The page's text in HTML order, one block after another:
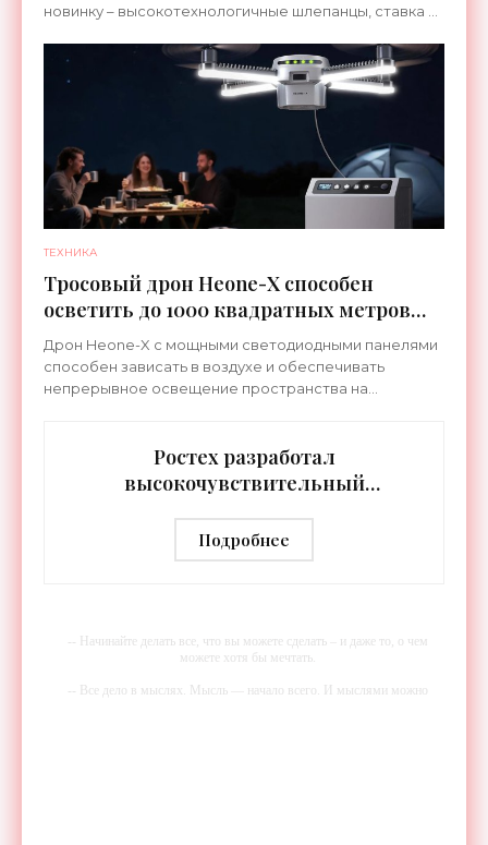
новинку – высокотехнологичные шлепанцы, ставка в
ТЕХНИКА
Тросовый дрон Heone-X способен
осветить до 1000 квадратных метров
земли - «Беспилотники»
Дрон Heone-X с мощными светодиодными панелями
способен зависать в воздухе и обеспечивать
непрерывное освещение пространства на
Ростех разработал
высокочувствительный
дальностью распознавания до 2 км
- «Гаджеты»
Подробнее
-- Начинайте делать все, что вы можете сделать – и даже то, о чем
можете хотя бы мечтать.
-- Все дело в мыслях. Мысль — начало всего. И мыслями можно